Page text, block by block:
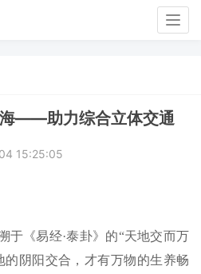
——助力综合立体交通
15:25:05
于《易经·泰卦》的“天地交而万
的阴阳交合，才有万物的生养畅